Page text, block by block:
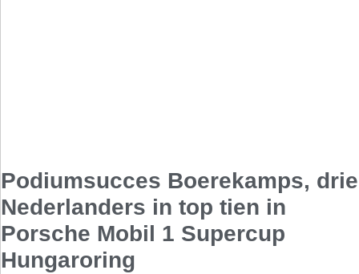
Podiumsucces Boerekamps, drie
Nederlanders in top tien in
Porsche Mobil 1 Supercup
Hungaroring